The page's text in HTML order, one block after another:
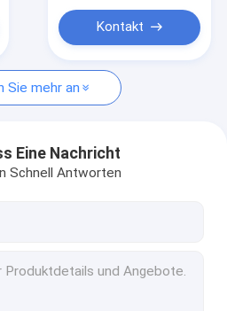
PLC
Kontakt
Sie mehr an
Eine Nachricht
Schnell Antworten